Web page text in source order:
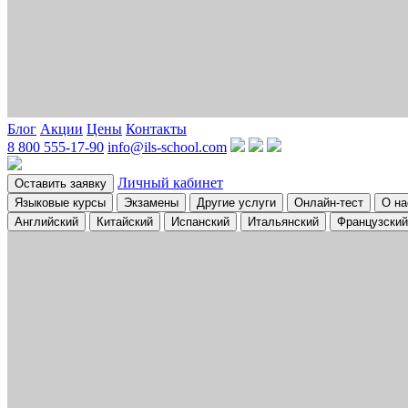
Блог Акции Цены Контакты
8 800 555-17-90 info@ils-school.com
Оставить заявку Личный кабинет
Языковые курсы Экзамены Другие услуги Онлайн-тест
О
Английский
Китайский Испанский Итальянский Французский